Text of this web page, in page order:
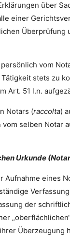
über
einer
Überprüfung
vom
stets zu
Art. 51 l.n.
Notars (raccolta)
selben Notar
Urkunde
eines
der